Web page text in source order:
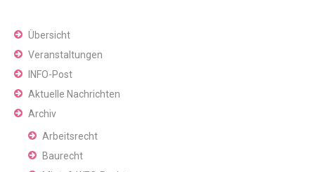
Übersicht
Veranstaltungen
INFO-Post
Aktuelle Nachrichten
Archiv
Arbeitsrecht
Baurecht